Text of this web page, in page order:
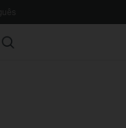
Search